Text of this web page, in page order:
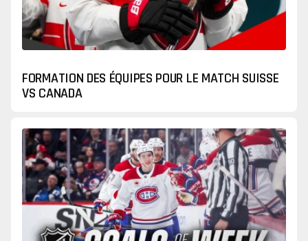
FORMATION DES ÉQUIPES POUR LE MATCH SUISSE
VS CANADA